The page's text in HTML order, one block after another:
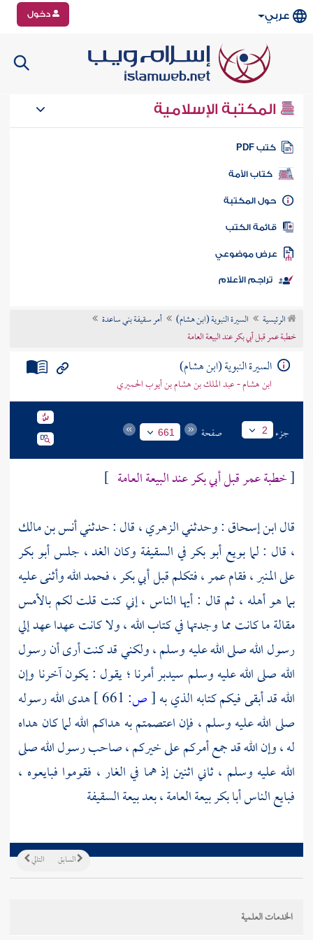
عربي دخول
المكتبة الإسلامية
كتب PDF
كتاب الأمة
المكتبة
الكتب
موضوعي
تراجم الأعلام
الرئيسية السيرة النبوية (ابن هشام)
أمر سقيفة بني ساعدة
خطبة عمر قبل أبي بكر عند البيعة العامة
السيرة النبوية (ابن هشام)
ابن هشام - عبد الملك بن هشام بن أيوب الحميري
جزء 2 صفحة 661
[خطبةعمرقبلأبي بكرعند البيعة العامة ]
قالابن إسحاق: وحدثنيالزهري، قال : حدثنيأنس بن مالك
، قال : لما بويعأبو بكرفيالسقيفة وكان الغد ، جلسأبو بكر
على المنبر ، فقامعمر، فتكلم قبلأبي بكر، فحمد الله وأثنى عليه
بما هو أهله ، ثم قال : أيها الناس ، إني كنت قلت لكم بالأمس
مقالة ما كانت مما وجدتها في كتاب الله ، ولا كانت عهدا عهد إلي
رسول الله صلى الله عليه وسلم ، ولكني قد كنت أرى أن رسول
الله صلى الله عليه وسلم سيدبر أمرنا ؛ يقول : يكون آخرنا وإن
الله قد أبقى فيكم كتابه الذي به[ص:
هدى الله رسوله
صلى الله عليه وسلم ، فإن اعتصمتم به هداكم الله لما كان هداه
له ، وإن الله قد جمع أمركم على خيركم ، صاحب رسول الله صلى
الله عليه وسلم ، ثاني اثنين إذ هما في الغار ، فقوموا فبايعوه ،
فبايع الناسأبا بكربيعة العامة ، بعد بيعةالسقيفة
التالي السابق
الخدمات العلمية